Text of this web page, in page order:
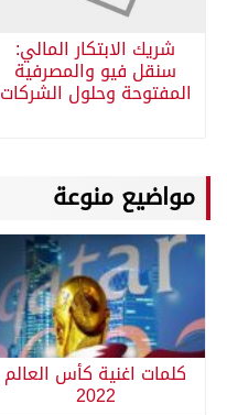
شريك الابتكار المالي:
سنقل فيو والمصرفية
المفتوحة وحلول الشركات
مواضيع منوعة
كلمات اغنية كأس العالم
2022